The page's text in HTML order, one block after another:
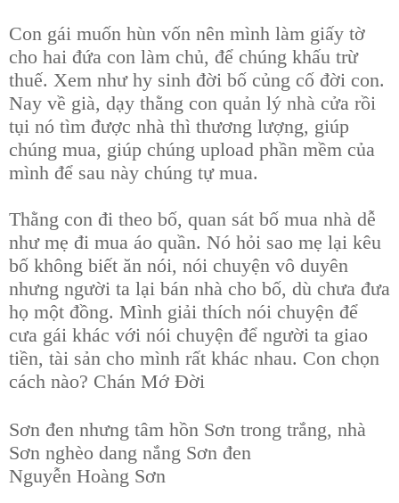
Con gái muốn hùn vốn nên mình làm giấy tờ
cho hai đứa con làm chủ, để chúng khấu trừ
thuế. Xem như hy sinh đời bố củng cố đời con.
Nay về già, dạy thằng con quản lý nhà cửa rồi
tụi nó tìm được nhà thì thương lượng, giúp
chúng mua, giúp chúng upload phần mềm của
mình để sau này chúng tự mua.
Thằng con đi theo bố, quan sát bố mua nhà dễ
như mẹ đi mua áo quần. Nó hỏi sao mẹ lại kêu
bố không biết ăn nói, nói chuyện vô duyên
nhưng người ta lại bán nhà cho bố, dù chưa đưa
họ một đồng. Mình giải thích nói chuyện để
cưa gái khác với nói chuyện để người ta giao
tiền, tài sản cho mình rất khác nhau. Con chọn
cách nào? Chán Mớ Đời
Sơn đen nhưng tâm hồn Sơn trong trắng, nhà
Sơn nghèo dang nắng Sơn đen
Nguyễn Hoàng Sơn